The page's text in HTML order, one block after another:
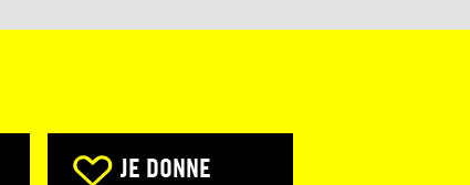
JE DONNE